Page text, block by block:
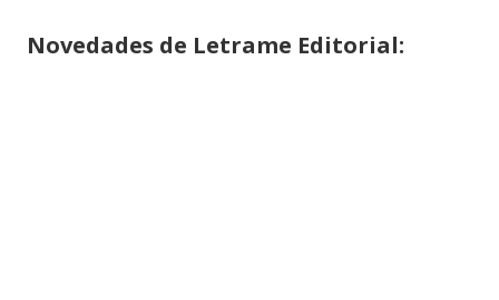
Novedades de Letrame Editorial: